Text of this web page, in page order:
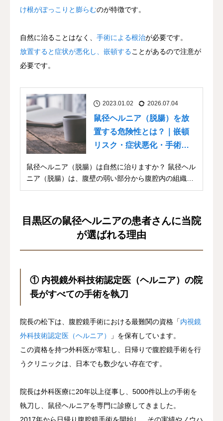
け根がぽっこりと膨らむのが特徴です。
自然に治ることはなく、 手術による根治が必要です。
放置すると症状が悪化し、嵌頓することがあるので注意が
必要です。
2023.01.02 2026.07.04
鼠径ヘルニア（脱腸）を放
置する危険性とは？｜嵌頓
リスク・症状悪化・手術の
鼠径ヘルニア（脱腸）は自然に治りますか？ 鼠径ヘル
ニア（脱腸）は、腹壁の弱い部分から腹腔内の組織
（腸...
目黒区の鼠径ヘルニアの患者さんに当院
が選ばれる理由
① 内視鏡外科技術認定医（ヘルニア）の院
長がすべての手術を執刀
院長の松下は、腹腔鏡手術における最難関の資格「内視鏡
外科技術認定医（ヘルニア）
」を保有しています。
この資格を持つ外科医が常駐し、日帰りで腹腔鏡手術を行
うクリニックは、日本でも数少ない存在です。
院長は外科医療に20年以上従事し、5000件以上の手術を
執刀し、鼠径ヘルニアを専門に診療してきました。